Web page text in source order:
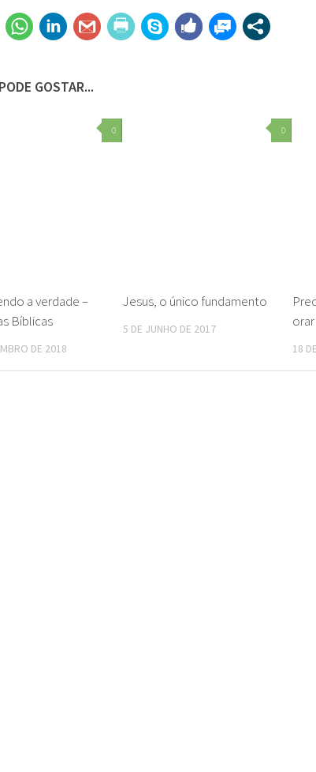
GOSTAR...
0
a verdade –
Bíblicas
DE 2018
0
Jesus, o único fundamento
5 DE JUNHO DE 2017
18